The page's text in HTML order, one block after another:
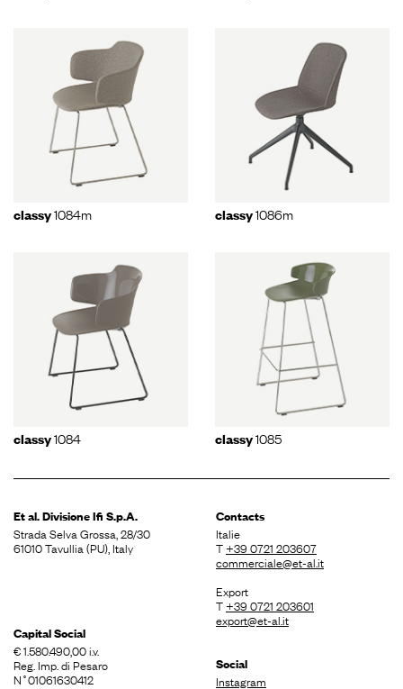
classy1084m classy1086m
classy1084 classy1085
Et al. DivisioneIfi S.p.A.
Strada Selva Grossa, 28/30
61010 Tavullia (PU), Italy
Capital Social
€ 1.580.490,00 i.v.
Reg. Imp. di Pesaro
N˚01061630412
Contacts
Italie
T+39 0721 203607
commerciale@et-al.it
Export
T+39 0721 203601
export@et-al.it
Social
Instagram